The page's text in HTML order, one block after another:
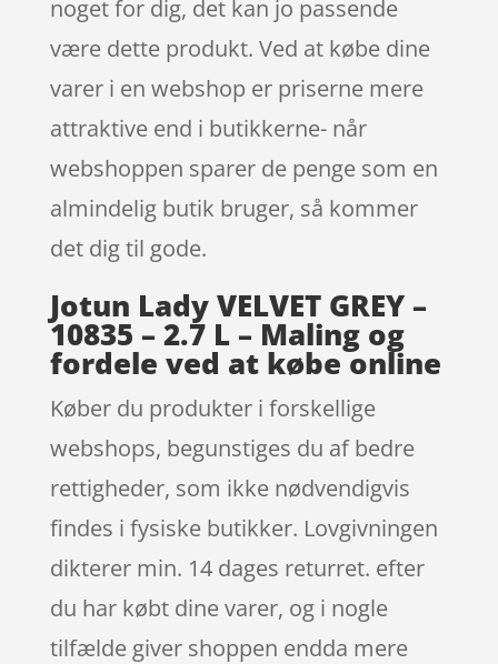
noget for dig, det kan jo passende
være dette produkt. Ved at købe dine
varer i en webshop er priserne mere
attraktive end i butikkerne- når
webshoppen sparer de penge som en
almindelig butik bruger, så kommer
det dig til gode.
Jotun Lady VELVET GREY –
10835 – 2.7 L – Maling og
fordele ved at købe online
Køber du produkter i forskellige
webshops, begunstiges du af bedre
rettigheder, som ikke nødvendigvis
findes i fysiske butikker. Lovgivningen
dikterer min. 14 dages returret. efter
du har købt dine varer, og i nogle
tilfælde giver shoppen endda mere